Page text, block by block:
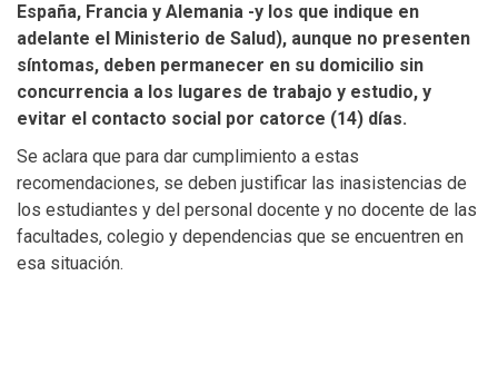
España, Francia y Alemania -y los que indique en
adelante el Ministerio de Salud), aunque no presenten
síntomas, deben permanecer en su domicilio sin
concurrencia a los lugares de trabajo y estudio, y
evitar el contacto social por catorce (14) días.
Se aclara que para dar cumplimiento a estas
recomendaciones, se deben justificar las inasistencias de
los estudiantes y del personal docente y no docente de las
facultades, colegio y dependencias que se encuentren en
esa situación.